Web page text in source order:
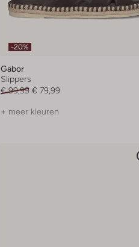
-20%
Gabor
Slippers
€ 99,99 € 79,99
+ meer kleuren